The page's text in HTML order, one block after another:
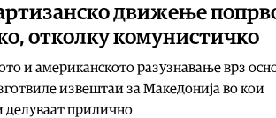
движење
отколку комунистичко
и американското разузнавање врз
извештаи за Македонија во кои
делуваат прилично